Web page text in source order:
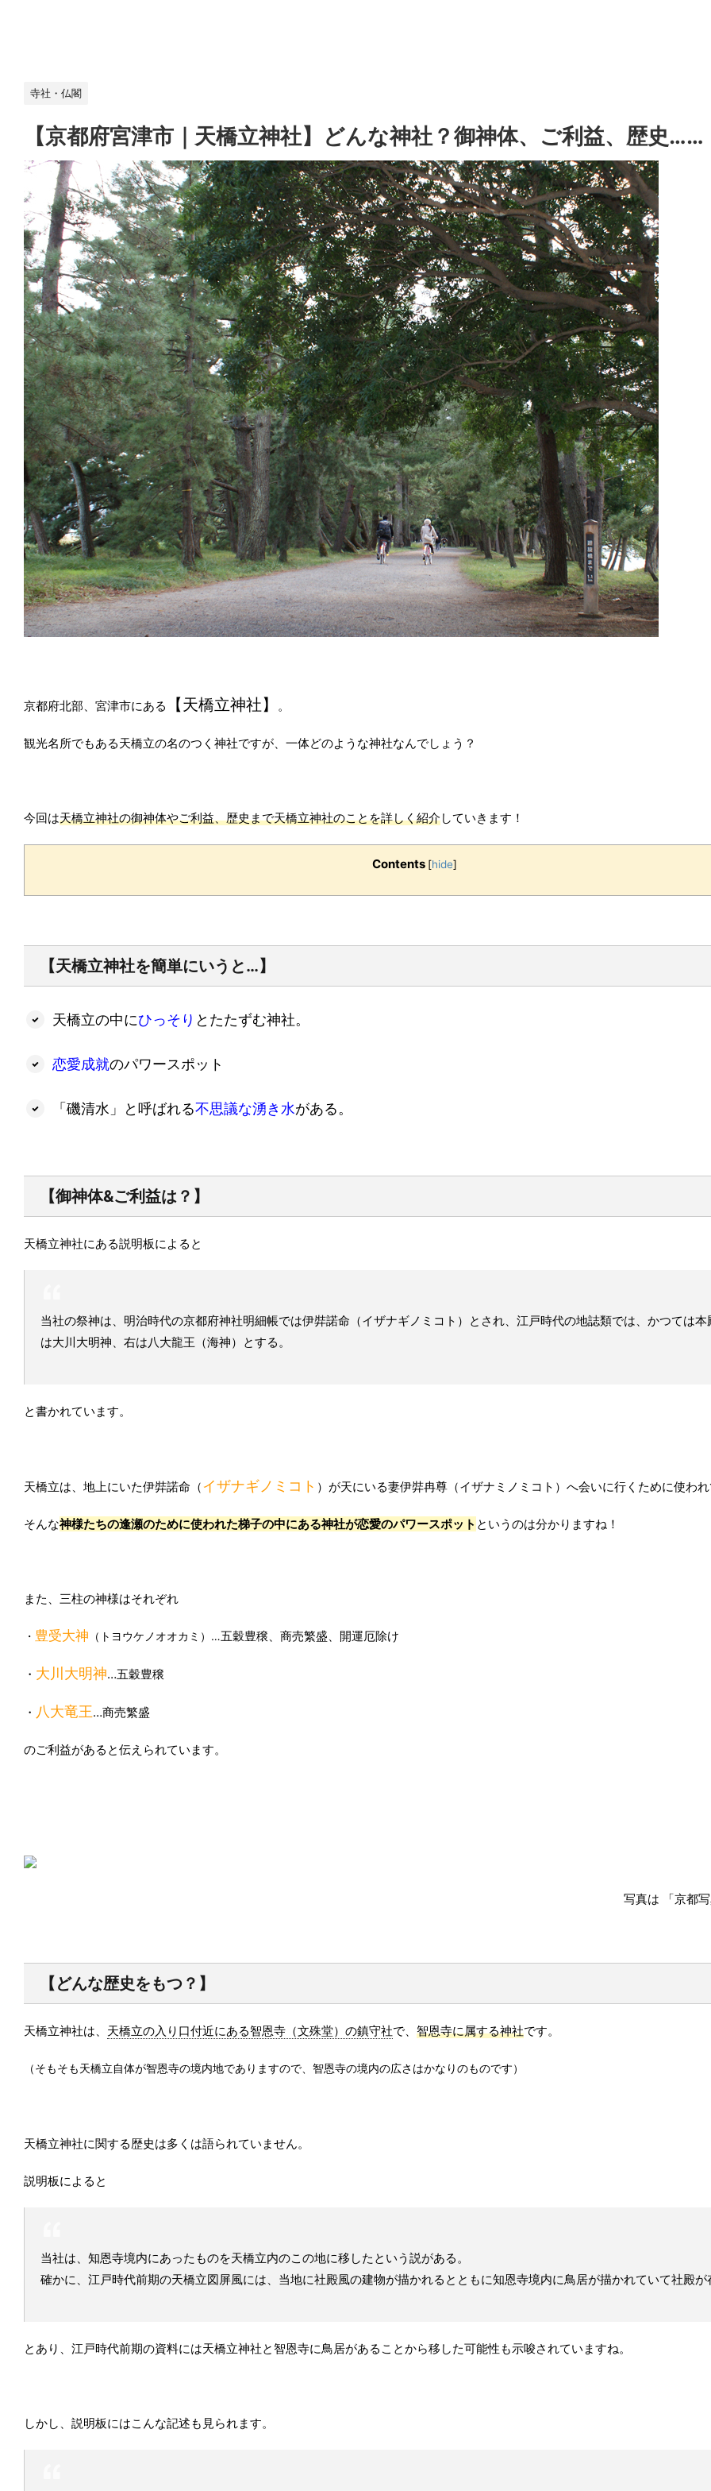
寺社・仏閣
【京都府宮津市｜天橋立神社】どんな神社？御神体、ご利益、歴史……
京都府北部、宮津市にある 【天橋立神社】 。
観光名所でもある天橋立の名のつく神社ですが、一体どのような神社なんでしょう？
今回は天橋立神社の御神体やご利益、歴史まで天橋立神社のことを詳しく紹介していきます！
Contents [hide]
【天橋立神社を簡単にいうと…】
天橋立の中にひっそり とたたずむ神社。
恋愛成就のパワースポット
「磯清水」と呼ばれる不思議な湧き水がある。
【御神体&ご利益は？】
天橋立神社にある説明板によると
当社の祭神は、明治時代の京都府神社明細帳では伊弉諾命（イザナギノミコト）とされ、江戸時代の地誌類では、かつては
は大川大明神、右は八大龍王（海神）とする。
と書かれています。
天橋立は、地上にいた伊弉諾命（ イザナギノミコト ）が天にいる妻伊弉冉尊（イザナミノミコト）へ会いに行くために使わ
そんな神様たちの逢瀬のために使われた梯子の中にある神社が恋愛のパワースポット というのは分かりますね！
また、三柱の神様はそれぞれ
・ 豊受大神 （トヨウケノオオカミ）…五穀豊穣、商売繁盛、開運厄除け
・ 大川大明神…五穀豊穣
・ 八大竜王…商売繁盛
のご利益があると伝えられています。
写真は 「京都
【どんな歴史をもつ？】
天橋立神社は、 天橋立の入り口付近にある智恩寺（文殊堂）の鎮守社で、 智恩寺に属する神社です。
（そもそも天橋立自体が智恩寺の境内地でありますので、智恩寺の境内の広さはかなりのものです）
天橋立神社に関する歴史は多くは語られていません。
説明板によると
当社は、知恩寺境内にあったものを天橋立内のこの地に移したという説がある。
確かに、江戸時代前期の天橋立図屏風には、当地に社殿風の建物が描かれるとともに知恩寺境内に鳥居が描かれていて社殿が
とあり、江戸時代前期の資料には天橋立神社と智恩寺に鳥居があることから移した可能性も示唆されていますね。
しかし、説明板にはこんな記述も見られます。